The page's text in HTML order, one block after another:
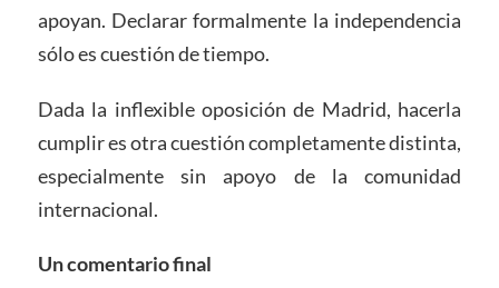
apoyan. Declarar formalmente la independencia
sólo es cuestión de tiempo.
Dada la inflexible oposición de Madrid, hacerla
cumplir es otra cuestión completamente distinta,
especialmente sin apoyo de la comunidad
internacional.
Un comentario final